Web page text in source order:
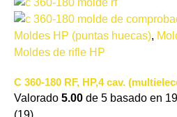
Moldes HP (puntas huecas),
Moldes de rifle HP
C 360-180 RF, HP,4 cav.
Valorado 5.00 de 5 basado en 19
(19)